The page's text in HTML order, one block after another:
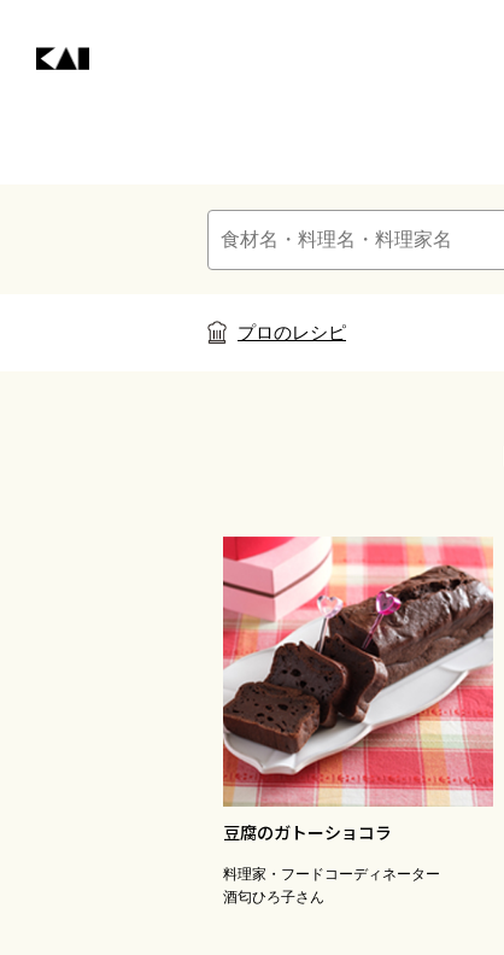
プロのレシピ
豆腐のガトーショコラ
料理家・フードコーディネーター
酒匂ひろ子さん